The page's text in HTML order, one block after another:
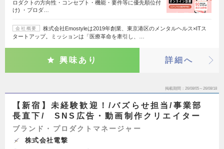
ロダクトの方向性・コンセプト・機能・要件等に優先順位付
け) ・プロダ…
会社概要
株式会社Emostyleは2019年創業、東京港区のメンタルヘルス×ITス
タートアップ。ミッションは「医療革命を牽引し、…
興味あり 詳細へ
掲載期間 26/08/05～26/08/18
【新宿】未経験歓迎！/バズらせ担当/事業部
長直下/ SNS広告・動画制作クリエイター
ブランド・プロダクトマネージャー
株式会社電撃